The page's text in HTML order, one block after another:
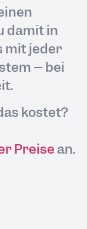
damit in
mit jeder
– bei
kostet?
Preisean.